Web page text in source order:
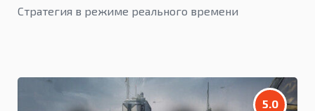
Стратегия в режиме реального времени
5.0